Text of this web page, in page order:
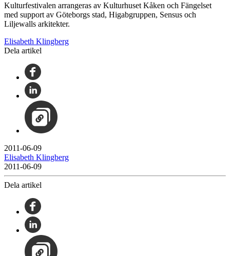
Kulturfestivalen arrangeras av Kulturhuset Kåken och Fängelset
med support av Göteborgs stad, Higabgruppen, Sensus och
Liljewalls arkitekter.
Elisabeth Klingberg
Dela artikel
2011-06-09
Elisabeth Klingberg
2011-06-09
Dela artikel